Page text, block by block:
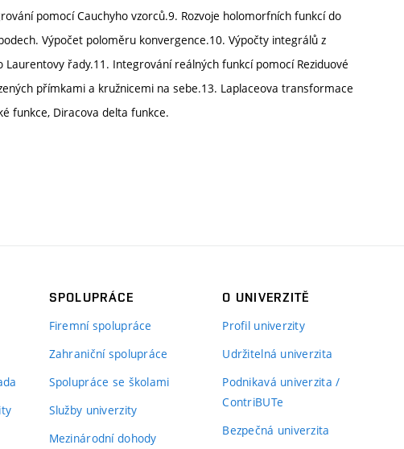
pomocí Cauchyho vzorců.9. Rozvoje holomorfních funkcí do
Výpočet poloměru konvergence.10. Výpočty integrálů z
řady.11. Integrování reálných funkcí pomocí Reziduové
přímkami a kružnicemi na sebe.13. Laplaceova transformace
funkce, Diracova delta funkce.
SPOLUPRÁCE
Firemní spolupráce
Zahraniční spolupráce
Spolupráce se školami
Služby univerzity
Mezinárodní dohody
O UNIVERZITĚ
Profil univerzity
Udržitelná univerzita
Podnikavá univerzita /
ContriBUTe
Bezpečná univerzita